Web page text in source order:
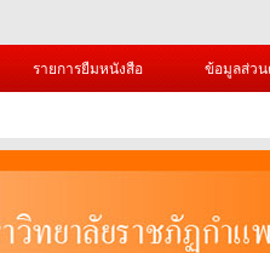
รายการยืมหนังสือ ข้อมูลส่ว